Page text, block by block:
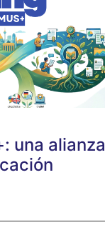
una alianza